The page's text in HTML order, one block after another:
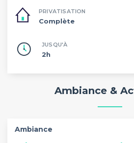
PRIVATISATION
Complète
JUSQU'À
2h
Ambiance &
Ambiance